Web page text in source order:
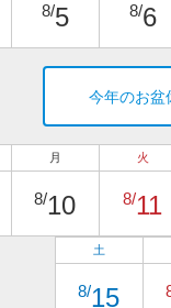
8/5 8/6
今年のお盆
月
8/10
火
8/11
土
8/15